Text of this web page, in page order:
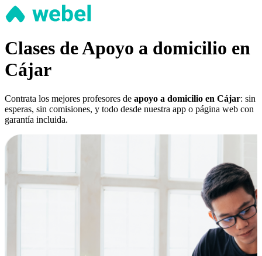
Clases de Apoyo a domicilio en
Cájar
Contrata los mejores profesores de apoyo a domicilio en Cájar: sin
esperas, sin comisiones, y todo desde nuestra app o página web con
garantía incluida.